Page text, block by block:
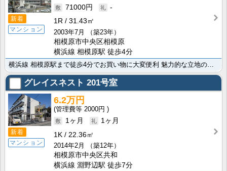
新着
マンション
71000円
-
1R
31.43㎡
2003年7月
（築23年）
相模原市中央区相模原
横浜線 相模原駅 徒歩4分
横浜線 相模原駅まで徒歩4分でお買い物に大変便利 魅力的な立地の相模原市中央区の物件です。便利な洗面･･･
グレイスネスト 201号室
新着
マンション
6.2万円
2000円
1ヶ月
1ヶ月
1K
22.36㎡
2014年2月
（築12年）
相模原市中央区共和
横浜線 淵野辺駅 徒歩7分